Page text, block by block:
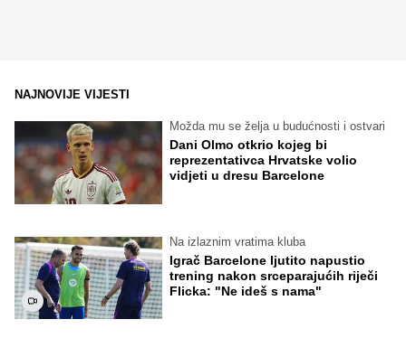
NAJNOVIJE VIJESTI
Možda mu se želja u budućnosti i ostvari
Dani Olmo otkrio kojeg bi
reprezentativca Hrvatske volio
vidjeti u dresu Barcelone
Na izlaznim vratima kluba
Igrač Barcelone ljutito napustio
trening nakon srceparajućih riječi
Flicka: "Ne ideš s nama"